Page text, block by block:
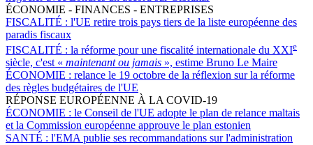
ÉCONOMIE - FINANCES - ENTREPRISES
FISCALITÉ : l'UE retire trois pays tiers de la liste européenne des
paradis fiscaux
FISCALITÉ : la réforme pour une fiscalité internationale du XXIe
siècle, c'est « maintenant ou jamais », estime Bruno Le Maire
ÉCONOMIE : relance le 19 octobre de la réflexion sur la réforme
des règles budgétaires de l'UE
RÉPONSE EUROPÉENNE À LA COVID-19
ÉCONOMIE : le Conseil de l'UE adopte le plan de relance maltais
et la Commission européenne approuve le plan estonien
SANTÉ : l'EMA publie ses recommandations sur l'administration